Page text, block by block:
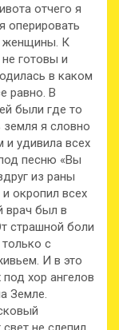
отчего я
оперировать
женщины. К
готовы и
в каком
равно. В
были где то
я словно
и удивила всех
песню «Вы
из раны
окропил всех
врач был в
страшной боли
с
И в это
хор ангелов
Земле.